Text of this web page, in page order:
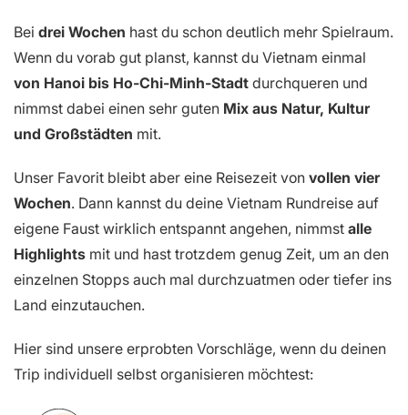
Bei drei Wochen hast du schon deutlich mehr Spielraum.
Wenn du vorab gut planst, kannst du Vietnam einmal
von Hanoi bis Ho-Chi-Minh-Stadt durchqueren und
nimmst dabei einen sehr guten Mix aus Natur, Kultur
und Großstädten mit.
Unser Favorit bleibt aber eine Reisezeit von vollen vier
Wochen. Dann kannst du deine Vietnam Rundreise auf
eigene Faust wirklich entspannt angehen, nimmst alle
Highlights mit und hast trotzdem genug Zeit, um an den
einzelnen Stopps auch mal durchzuatmen oder tiefer ins
Land einzutauchen.
Hier sind unsere erprobten Vorschläge, wenn du deinen
Trip individuell selbst organisieren möchtest: